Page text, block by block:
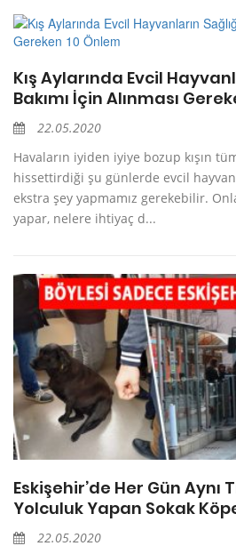
Kış Aylarında Evcil
Bakımı İçin Alınması
22.05.2020
Havaların iyiden iyiye bozup kışın
hissettirdiği şu günlerde evcil
ekstra şey yapmamız gerekebilir.
yapar, nelere ihtiyaç d...
Eskişehir’de Her Gün
Yolculuk Yapan Sokak
22.05.2020